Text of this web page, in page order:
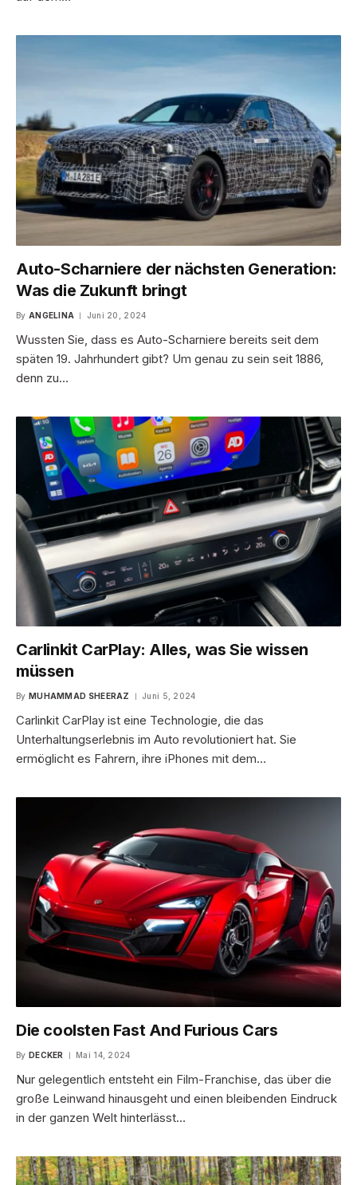
Auto-Scharniere der nächsten Generation:
Was die Zukunft bringt
By ANGELINA Juni 20, 2024
Wussten Sie, dass es Auto-Scharniere bereits seit dem
späten 19. Jahrhundert gibt? Um genau zu sein seit 1886,
denn zu…
Carlinkit CarPlay: Alles, was Sie wissen
müssen
By MUHAMMAD SHEERAZ Juni 5, 2024
Carlinkit CarPlay ist eine Technologie, die das
Unterhaltungserlebnis im Auto revolutioniert hat. Sie
ermöglicht es Fahrern, ihre iPhones mit dem…
Die coolsten Fast And Furious Cars
By DECKER Mai 14, 2024
Nur gelegentlich entsteht ein Film-Franchise, das über die
große Leinwand hinausgeht und einen bleibenden Eindruck
in der ganzen Welt hinterlässt…